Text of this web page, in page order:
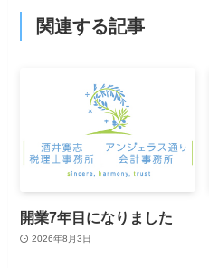
関連する記事
開業7年目になりました
2026年8月3日